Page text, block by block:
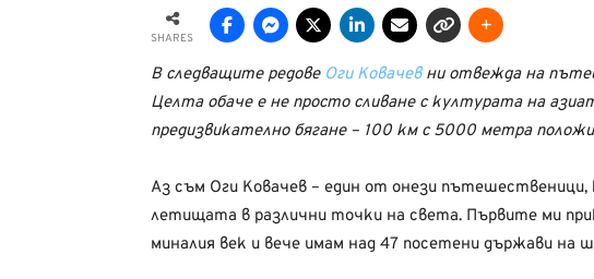
SHARES
В следващите редове Оги Ковачевни отвежда на
Целта обаче е не просто сливане с културата на
предизвикателно бягане – 100 км с 5000 метра
Аз съм Оги Ковачев – един от онези
летищата в различни точки на света. Първите ми
миналия век и вече имам над 47 посетени държави